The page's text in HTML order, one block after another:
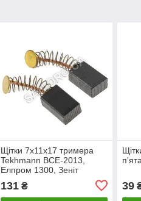
Щітки 7х11х17 тримера
Tekhmann BCE-2013,
Елпром 1300, Зеніт
ЗТС-1450 пружина п'ятак
131₴ 39